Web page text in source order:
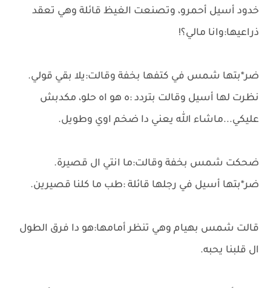
خدود أسيل أحمرو، وتصنعت الغيظ قائلة وهي تعقد
ذراعيها:وانا مالي؟!
ضر*بتها شمس في كتفها بخفة وقالت:يلا بقي قولي.
نظرت لها أسيل وقالت بتردد :ه هو اه حلو، مكدبش
عليكي...ماشاء الله يعني دا ضخم اوي وطويل.
ضحكت شمس بخفة وقالت:ما انتي ال قصيرة.
ضر*بتها أسيل في رجلها قائلة :طب ما كلنا قصيرين.
قالت شمس بهيام وهي تنظر أمامها:هو دا فرق الطول
ال قلبنا يحبه.